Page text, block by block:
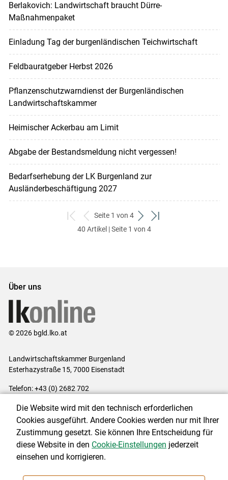
Berlakovich: Landwirtschaft braucht Dürre-
Maßnahmenpaket
Einladung Tag der burgenländischen Teichwirtschaft
Feldbauratgeber Herbst 2026
Pflanzenschutzwarndienst der Burgenländischen
Landwirtschaftskammer
Heimischer Ackerbau am Limit
Abgabe der Bestandsmeldung nicht vergessen!
Bedarfserhebung der LK Burgenland zur
Ausländerbeschäftigung 2027
zum
ersten
zurück
zum
Seite 1 von 4
weiter
zum
zum
40 Artikel | Seite 1 von 4
Über uns
© 2026 bgld.lko.at
Landwirtschaftskammer Burgenland
Esterhazystraße 15, 7000 Eisenstadt
Telefon: +43 (0) 2682 702
Impressum|Kontakt|Datenschutzerklärung|Barrierefreiheit|
Cookie-Einstellungen
NEWSLETTER
Die Website wird mit den technisch erforderlichen
Cookies ausgeführt. Andere Cookies werden nur mit Ihrer
Zustimmung gesetzt. Sie können Ihre Entscheidung für
diese Website in den Cookie-Einstellungen jederzeit
einsehen und korrigieren.